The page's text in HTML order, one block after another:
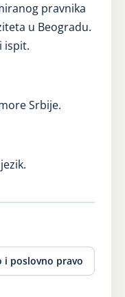
pravnika
u Beogradu.
ispit.
Srbije.
i poslovno pravo